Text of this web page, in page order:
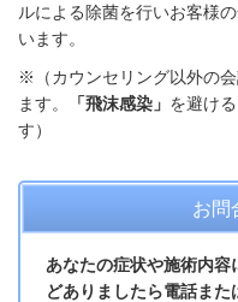
ルによる除菌を行いお客様
います。
※（カウンセリング以外の
ます。
「飛沫感染」 を避け
す）
お問
あなたの症状や施術内
どありましたら電話ま